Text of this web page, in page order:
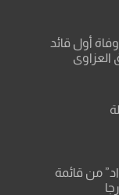
أول قائد
العزاوي
من قائمة